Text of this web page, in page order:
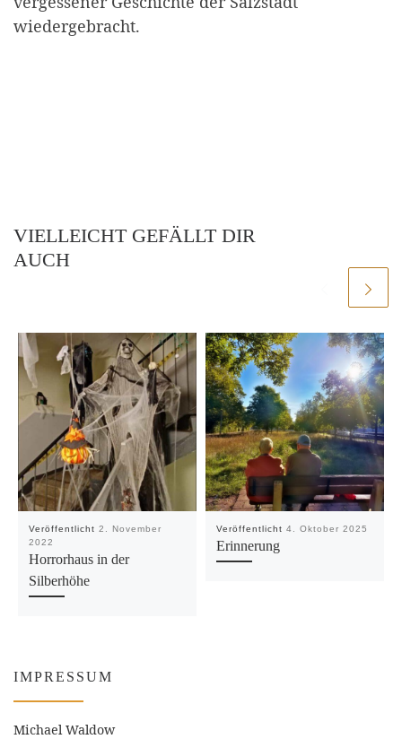
wiedergebracht.
VIELLEICHT GEFÄLLT DIR
AUCH
Veröffentlicht 2. November
2022
Horrorhaus in der
Silberhöhe
Veröffentlicht 4. Oktober 2025
Erinnerung
IMPRESSUM
Michael Waldow